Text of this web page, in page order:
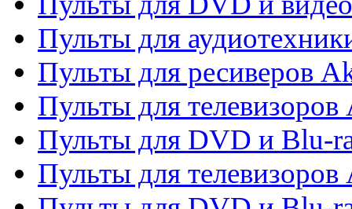
Пульты для
Пульты для ресиверов
Пульты для телевизоров
Пульты для DVD и Blu-
Пульты для